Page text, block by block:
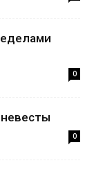
0
0